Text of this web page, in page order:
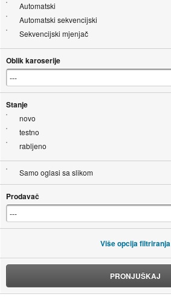
Automatski
Automatski sekvencijski
Sekvencijski mjenjač
Oblik karoserije
Stanje
novo
testno
rabljeno
Samo oglasi sa slikom
Prodavač
Više opcija filtriranja
PRONJUŠKAJ